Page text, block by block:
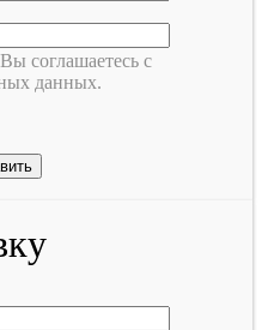
соглашаетесь с
данных.